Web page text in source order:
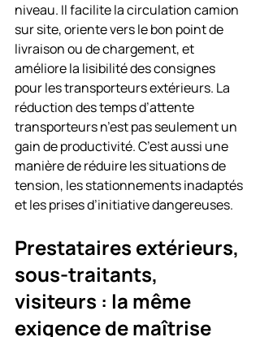
niveau. Il facilite la circulation camion
sur site, oriente vers le bon point de
livraison ou de chargement, et
améliore la lisibilité des consignes
pour les transporteurs extérieurs. La
réduction des temps d’attente
transporteurs n’est pas seulement un
gain de productivité. C’est aussi une
manière de réduire les situations de
tension, les stationnements inadaptés
et les prises d’initiative dangereuses.
Prestataires extérieurs,
sous-traitants,
visiteurs : la même
exigence de maîtrise